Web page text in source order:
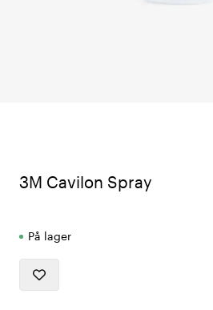
3M Cavilon Spray
På lager